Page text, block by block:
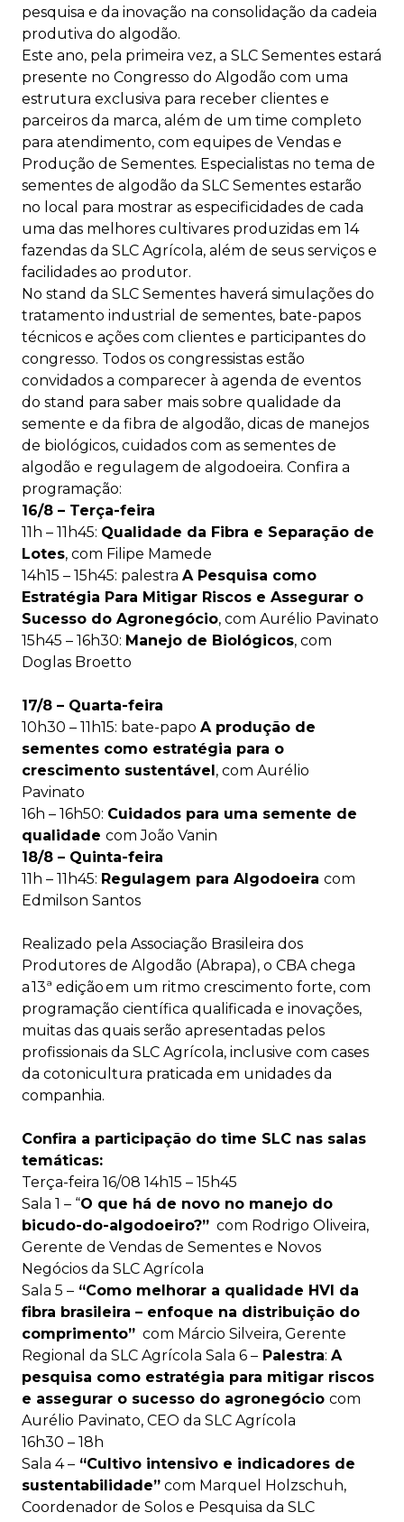
pesquisa e da inovação na consolidação da cadeia
produtiva do algodão.
Este ano, pela primeira vez, a SLC Sementes estará
presente no Congresso do Algodão com uma
estrutura exclusiva para receber clientes e
parceiros da marca, além de um time completo
para atendimento, com equipes de Vendas e
Produção de Sementes. Especialistas no tema de
sementes de algodão da SLC Sementes estarão
no local para mostrar as especificidades de cada
uma das melhores cultivares produzidas em 14
fazendas da SLC Agrícola, além de seus serviços e
facilidades ao produtor.
No stand da SLC Sementes haverá simulações do
tratamento industrial de sementes, bate-papos
técnicos e ações com clientes e participantes do
congresso. Todos os congressistas estão
convidados a comparecer à agenda de eventos
do stand para saber mais sobre qualidade da
semente e da fibra de algodão, dicas de manejos
de biológicos, cuidados com as sementes de
algodão e regulagem de algodoeira. Confira a
programação:
16/8 – Terça-feira
11h – 11h45: Qualidade da Fibra e Separação de
Lotes, com Filipe Mamede
14h15 – 15h45: palestra A Pesquisa como
Estratégia Para Mitigar Riscos e Assegurar o
Sucesso do Agronegócio, com Aurélio Pavinato
15h45 – 16h30: Manejo de Biológicos, com
Doglas Broetto
17/8 – Quarta-feira
10h30 – 11h15: bate-papo A produção de
sementes como estratégia para o
crescimento sustentável, com Aurélio
Pavinato
16h – 16h50: Cuidados para uma semente de
qualidade com João Vanin
18/8 – Quinta-feira
11h – 11h45: Regulagem para Algodoeira com
Edmilson Santos
Realizado pela Associação Brasileira dos
Produtores de Algodão (Abrapa), o CBA chega
a 13ª edição em um ritmo crescimento forte, com
programação científica qualificada e inovações,
muitas das quais serão apresentadas pelos
profissionais da SLC Agrícola, inclusive com cases
da cotonicultura praticada em unidades da
companhia.
Confira a participação do time SLC nas salas
temáticas:
Terça-feira 16/08 14h15 – 15h45
Sala 1 – “O que há de novo no manejo do
bicudo-do-algodoeiro?” com Rodrigo Oliveira,
Gerente de Vendas de Sementes e Novos
Negócios da SLC Agrícola
Sala 5 – “Como melhorar a qualidade HVI da
fibra brasileira – enfoque na distribuição do
comprimento” com Márcio Silveira, Gerente
Regional da SLC Agrícola Sala 6 – Palestra: A
pesquisa como estratégia para mitigar riscos
e assegurar o sucesso do agronegócio com
Aurélio Pavinato, CEO da SLC Agrícola
16h30 – 18h
Sala 4 – “Cultivo intensivo e indicadores de
sustentabilidade” com Marquel Holzschuh,
Coordenador de Solos e Pesquisa da SLC